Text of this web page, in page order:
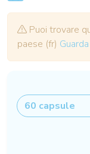
Puoi trovare
paese (fr)